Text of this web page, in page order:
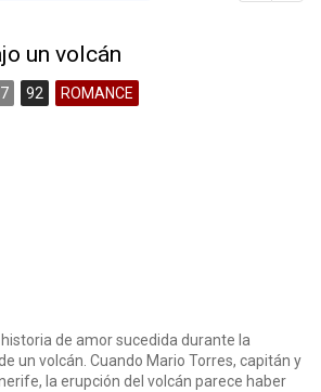
un volcán
92 ROMANCE
historia de amor sucedida durante la
un volcán. Cuando Mario Torres, capitán y
la erupción del volcán parece haber